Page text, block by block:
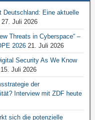
Deutschland: Eine aktuelle
27. Juli 2026
Threats in Cyberspace“ –
2026 21. Juli 2026
Security As We Know
15. Juli 2026
der
Interview mit ZDF heute
sich die potenzielle